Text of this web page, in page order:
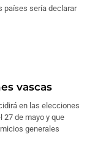
países sería declarar
vascas
en las elecciones
27 de mayo y que
generales